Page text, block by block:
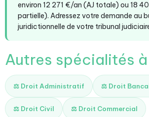
environ 12 271 €/an (AJ totale) ou 18
partielle). Adressez votre demande au
juridictionnelle de votre tribunal
Autres spécialités
⚖️ Droit Administratif ⚖️ Droit
⚖️ Droit Civil ⚖️ Droit Commercial